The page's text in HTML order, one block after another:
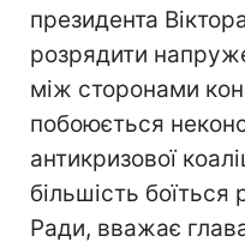
президента
розрядити
між сторонами
побоюється
антикризової
більшість боїться
Ради, вважає